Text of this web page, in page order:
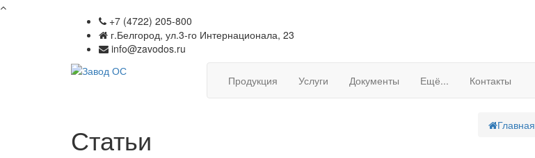
+7 (4722) 205-800
г.Белгород, ул.3-го Интернационала, 23
info@zavodos.ru
Продукция Услуги Документы Ещё... Контакты
Статьи Главная